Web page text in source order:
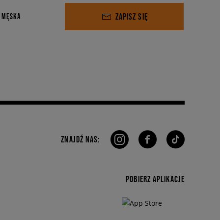
MĘSKA ZAPISZ SIĘ
ZNAJDŹ NAS:
POBIERZ APLIKACJE